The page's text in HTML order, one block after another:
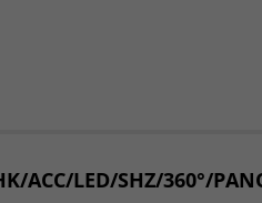
ACC/LED/SHZ/360°/